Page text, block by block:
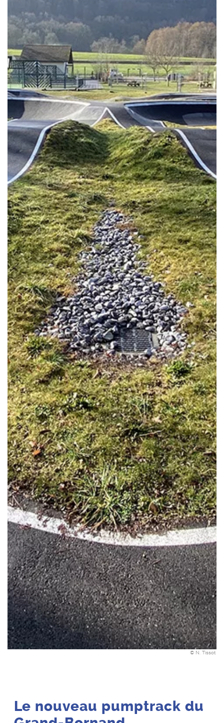
© N. Tissot
Le nouveau pumptrack du